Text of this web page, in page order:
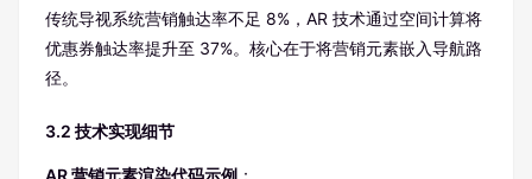
传统导视系统营销触达率不足 8%，AR 技术通过空间计算将
优惠券触达率提升至 37%。核心在于将营销元素嵌入导航路
径。
3.2 技术实现细节
AR 营销元素渲染代码示例 ：